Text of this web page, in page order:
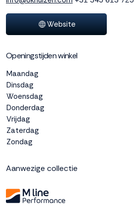
onze website te
anoniem. Meer
weten? Lees
dit overzicht
alle
cookieinstellingen en
lees hier onze privacy
policy
accepteren geef je
toestemming voor
cookies. Kies je voor
Weigeren? Dan
functionele en
analytische cookies.
Website
Openingstijden winkel
Maandag
Dinsdag
Woensdag
Donderdag
Vrijdag
Zaterdag
Zondag
Aanwezige collectie